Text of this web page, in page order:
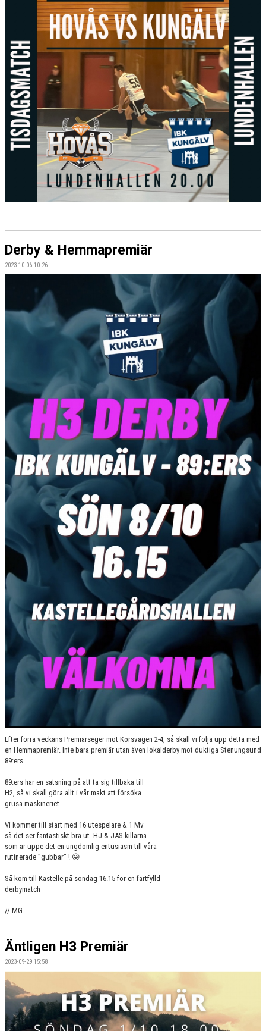
Derby & Hemmapremiär
2023-10-06 10:26
Efter förra veckans Premiärseger mot Korsvägen 2-4, så skall vi följa upp detta med
en Hemmapremiär. Inte bara premiär utan även lokalderby mot duktiga Stenungsund
89:ers.
89:ers har en satsning på att ta sig tillbaka till
H2, så vi skall göra allt i vår makt att försöka
grusa maskineriet.
Vi kommer till start med 16 utespelare & 1 Mv
så det ser fantastiskt bra ut. HJ & JAS killarna
som är uppe det en ungdomlig entusiasm till våra
rutinerade ”gubbar” ! 😜
Så kom till Kastelle på söndag 16.15 för en fartfylld
derbymatch
// MG
Äntligen H3 Premiär
2023-09-29 15:58